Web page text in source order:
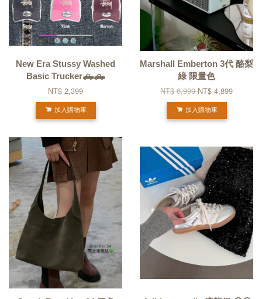
New Era Stussy Washed
Basic Trucker🛻🛻
NT$ 2,399
加入購物車
Marshall Emberton 3代 酪梨
綠 限量色
NT$ 6,999NT$ 4,899
加入購物車